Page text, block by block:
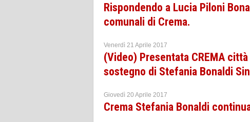
Rispondendo a Lucia Piloni
comunali di Crema.
Venerdì 21 Aprile 2017
(Video) Presentata CREMA
sostegno di Stefania Bonaldi
Giovedì 20 Aprile 2017
Crema Stefania Bonaldi